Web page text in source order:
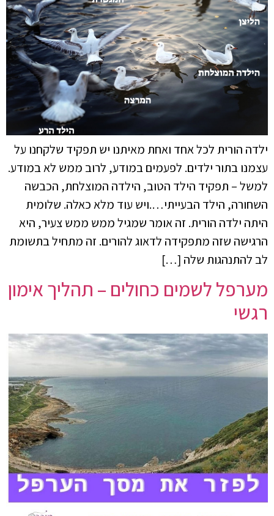
ילדה הורית לכל אחד ואחת מאיתנו יש תפקיד שלקחנו על
עצמנו בתור ילדים. לפעמים במודע, לרוב ממש לא במודע.
למשל – תפקיד הילד הטוב, הילדה המוצלחת, הכבשה
השחורה, הילד הבעייתי….ויש עוד מלא כאלה. שלומית
היתה ילדה הורית. זה אומר שמגיל ממש ממש צעיר, היא
הרגישה שזה מתפקידה לדאוג להורים. זה מתחיל בתשומת
לב להתנהגות שלה […]
מערפל לשמים כחולים – תהליך אימון
רגשי